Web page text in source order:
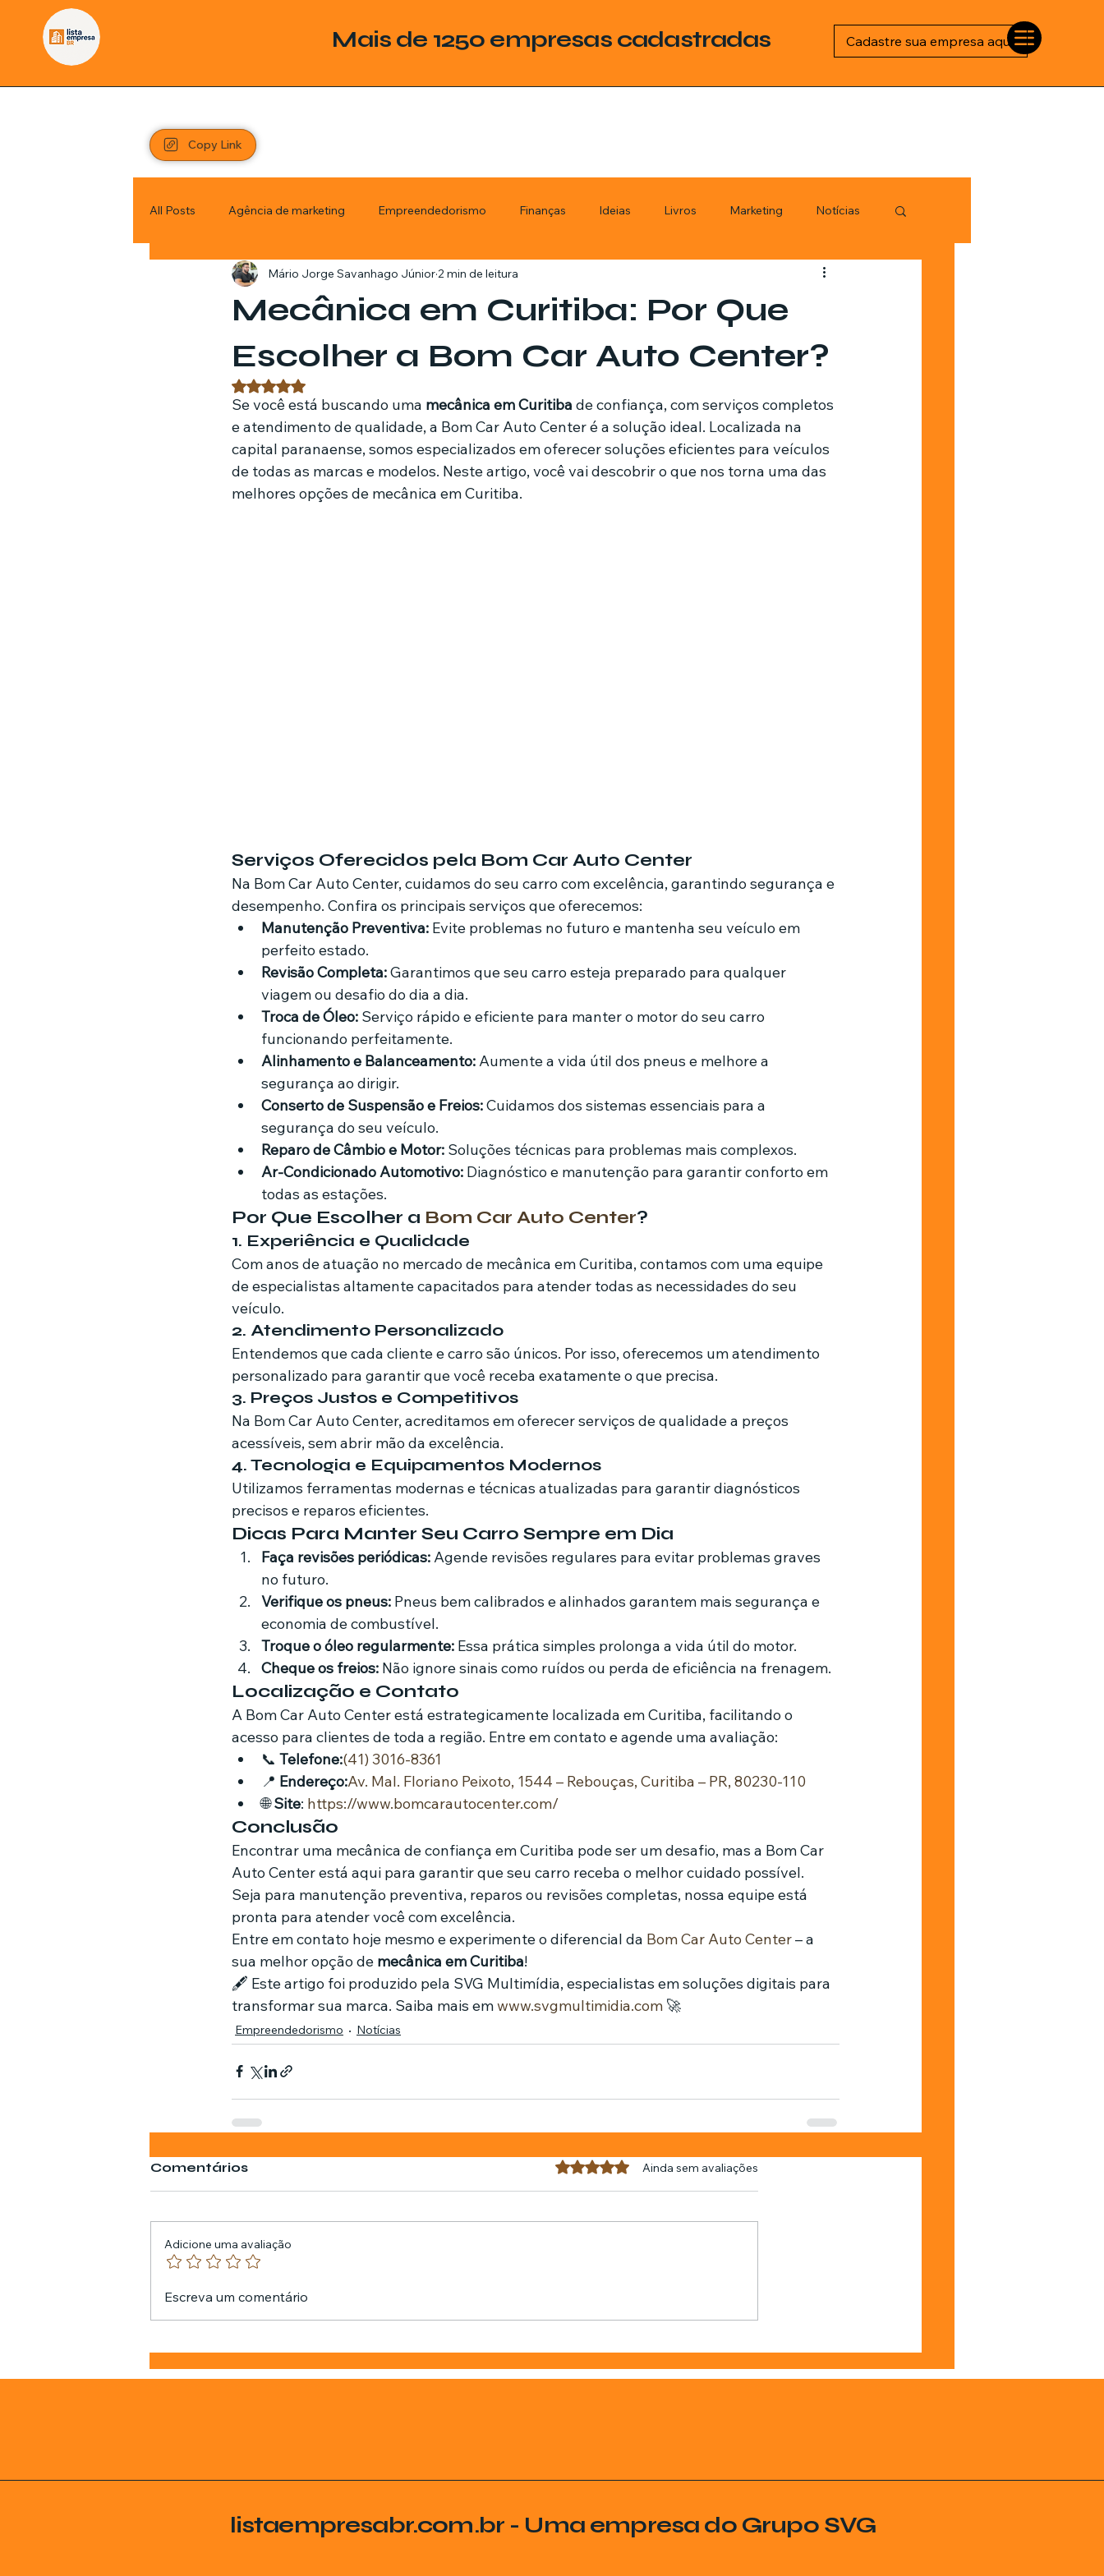
Mais de 1250 empresas cadastradas Cadastre sua empresa aqui
Copy Link
All Posts Agência de marketing Empreendedorismo Finanças Ideias Livros Marketing Notícias
Pordutos Saúde Sem categoria Tecnologia
Estratégias de marketing Filmes e séries Noticias em alta Família Casa de leilões Barbearia
Jardinagem Clínica Nutricionista
Mecânica em Curitiba: Por Que
Escolher a Bom Car Auto Center?
Mário Jorge Savanhago Júnior 2 min de leitura
Avaliado com NaN de 5 estrelas.
Se você está buscando uma mecânica em Curitiba de confiança, com serviços completos
e atendimento de qualidade, a Bom Car Auto Center é a solução ideal. Localizada na
capital paranaense, somos especializados em oferecer soluções eficientes para veículos
de todas as marcas e modelos. Neste artigo, você vai descobrir o que nos torna uma das
melhores opções de mecânica em Curitiba.
Serviços Oferecidos pela Bom Car Auto Center
Na Bom Car Auto Center, cuidamos do seu carro com excelência, garantindo segurança e
desempenho. Confira os principais serviços que oferecemos:
Manutenção Preventiva: Evite problemas no futuro e mantenha seu veículo em
perfeito estado.
Revisão Completa: Garantimos que seu carro esteja preparado para qualquer
viagem ou desafio do dia a dia.
Troca de Óleo: Serviço rápido e eficiente para manter o motor do seu carro
funcionando perfeitamente.
Alinhamento e Balanceamento: Aumente a vida útil dos pneus e melhore a
segurança ao dirigir.
Conserto de Suspensão e Freios: Cuidamos dos sistemas essenciais para a
segurança do seu veículo.
Reparo de Câmbio e Motor: Soluções técnicas para problemas mais complexos.
Ar-Condicionado Automotivo: Diagnóstico e manutenção para garantir conforto em
todas as estações.
Por Que Escolher a Bom Car Auto Center?
1. Experiência e Qualidade
Com anos de atuação no mercado de mecânica em Curitiba, contamos com uma equipe
de especialistas altamente capacitados para atender todas as necessidades do seu
veículo.
2. Atendimento Personalizado
Entendemos que cada cliente e carro são únicos. Por isso, oferecemos um atendimento
personalizado para garantir que você receba exatamente o que precisa.
3. Preços Justos e Competitivos
Na Bom Car Auto Center, acreditamos em oferecer serviços de qualidade a preços
acessíveis, sem abrir mão da excelência.
4. Tecnologia e Equipamentos Modernos
Utilizamos ferramentas modernas e técnicas atualizadas para garantir diagnósticos
precisos e reparos eficientes.
Dicas Para Manter Seu Carro Sempre em Dia
Faça revisões periódicas: Agende revisões regulares para evitar problemas graves
no futuro.
Verifique os pneus: Pneus bem calibrados e alinhados garantem mais segurança e
economia de combustível.
Troque o óleo regularmente: Essa prática simples prolonga a vida útil do motor.
Cheque os freios: Não ignore sinais como ruídos ou perda de eficiência na frenagem.
Localização e Contato
A Bom Car Auto Center está estrategicamente localizada em Curitiba, facilitando o
acesso para clientes de toda a região. Entre em contato e agende uma avaliação:
📞 Telefone:(41) 3016-8361
📍 Endereço:Av. Mal. Floriano Peixoto, 1544 – Rebouças, Curitiba – PR, 80230-110
🌐 Site: https://www.bomcarautocenter.com/
Conclusão
Encontrar uma mecânica de confiança em Curitiba pode ser um desafio, mas a Bom Car
Auto Center está aqui para garantir que seu carro receba o melhor cuidado possível.
Seja para manutenção preventiva, reparos ou revisões completas, nossa equipe está
pronta para atender você com excelência.
Entre em contato hoje mesmo e experimente o diferencial da Bom Car Auto Center – a
sua melhor opção de mecânica em Curitiba!
🖋️ Este artigo foi produzido pela SVG Multimídia, especialistas em soluções digitais para
transformar sua marca. Saiba mais em www.svgmultimidia.com 🚀
Empreendedorismo Notícias
Comentários Avaliado com 0 de 5 estrelas.
Ainda sem avaliações
Adicione uma avaliação
Escreva um comentário
listaempresabr.com.br - Uma empresa do Grupo SVG